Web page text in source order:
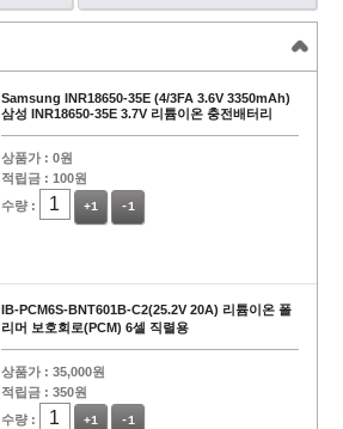
Samsung INR18650-35E (4/3FA 3.6V 3350mAh)
삼성 INR18650-35E 3.7V 리튬이온 충전배터리
상품가 : 0원
적립금 : 100원
수량 :
+1 -1
IB-PCM6S-BNT601B-C2(25.2V 20A) 리튬이온 폴
리머 보호회로(PCM) 6셀 직렬용
상품가 : 35,000원
적립금 : 350원
수량 :
+1 -1